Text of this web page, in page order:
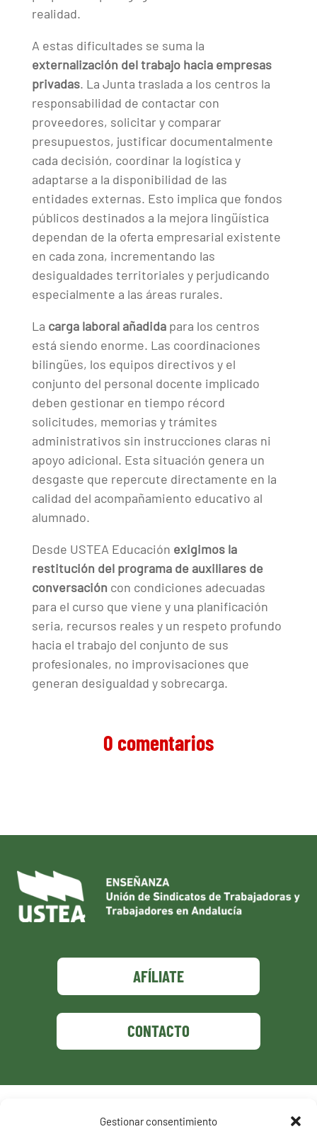
Gestionar consentimiento
realidad.
A estas dificultades se suma la
externalización del trabajo hacia empresas
privadas. La Junta traslada a los centros la
responsabilidad de contactar con
proveedores, solicitar y comparar
presupuestos, justificar documentalmente
cada decisión, coordinar la logística y
adaptarse a la disponibilidad de las
entidades externas. Esto implica que fondos
públicos destinados a la mejora lingüística
dependan de la oferta empresarial existente
en cada zona, incrementando las
desigualdades territoriales y perjudicando
especialmente a las áreas rurales.
La carga laboral añadidapara los centros
está siendo enorme. Las coordinaciones
bilingües, los equipos directivos y el
conjunto del personal docente implicado
deben gestionar en tiempo récord
solicitudes, memorias y trámites
administrativos sin instrucciones claras ni
apoyo adicional. Esta situación genera un
desgaste que repercute directamente en la
calidad del acompañamiento educativo al
alumnado.
Desde USTEA Educación exigimos la
restitución del programa de auxiliares de
conversación con condiciones adecuadas
para el curso que viene y una planificación
seria, recursos reales y un respeto profundo
hacia el trabajo del conjunto de sus
profesionales, no improvisaciones que
generan desigualdad y sobrecarga.
0 comentarios
AFÍLIATE
CONTACTO
Política de privacidad